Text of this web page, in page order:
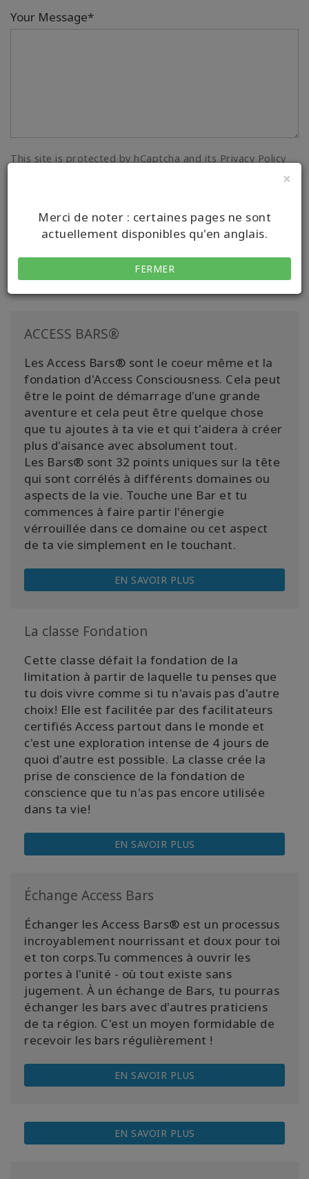
×
Merci de noter : certaines pages ne sont
actuellement disponibles qu'en anglais.
FERMER
Your Message*
This site is protected by hCaptcha and its Privacy Policy
Mes cours
ACCESS BARS®
Les Access Bars® sont le coeur même et la
fondation d'Access Consciousness. Cela peut
être le point de démarrage d'une grande
aventure et cela peut être quelque chose
que tu ajoutes à ta vie et qui t'aidera à créer
plus d'aisance avec absolument tout.
Les Bars® sont 32 points uniques sur la tête
qui sont corrélés à différents domaines ou
aspects de la vie. Touche une Bar et tu
commences à faire partir l'énergie
vérrouillée dans ce domaine ou cet aspect
de ta vie simplement en le touchant.
EN SAVOIR PLUS
La classe Fondation
Cette classe défait la fondation de la
limitation à partir de laquelle tu penses que
tu dois vivre comme si tu n'avais pas d'autre
choix! Elle est facilitée par des facilitateurs
certifiés Access partout dans le monde et
c'est une exploration intense de 4 jours de
quoi d'autre est possible. La classe crée la
prise de conscience de la fondation de
conscience que tu n'as pas encore utilisée
dans ta vie!
EN SAVOIR PLUS
Échange Access Bars
Échanger les Access Bars® est un processus
incroyablement nourrissant et doux pour toi
et ton corps.Tu commences à ouvrir les
portes à l'unité - où tout existe sans
jugement. À un échange de Bars, tu pourras
échanger les bars avec d'autres praticiens
de ta région. C'est un moyen formidable de
recevoir les bars régulièrement !
EN SAVOIR PLUS
EN SAVOIR PLUS